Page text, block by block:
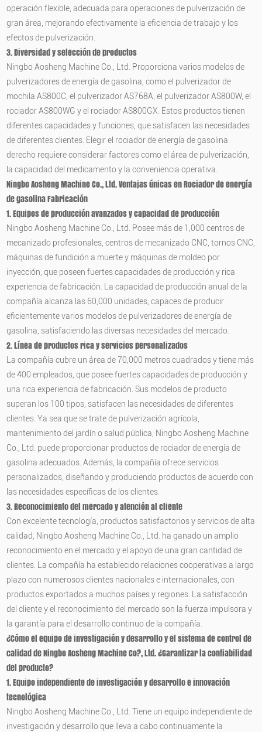
operación flexible, adecuada para operaciones de pulverización de
gran área, mejorando efectivamente la eficiencia de trabajo y los
efectos de pulverización.
3. Diversidad y selección de productos
Ningbo Aosheng Machine Co., Ltd. Proporciona varios modelos de
pulverizadores de energía de gasolina, como el pulverizador de
mochila AS800C, el pulverizador AS768A, el pulverizador AS800W, el
rociador AS800WG y el rociador AS800GX. Estos productos tienen
diferentes capacidades y funciones, que satisfacen las necesidades
de diferentes clientes. Elegir el rociador de energía de gasolina
derecho requiere considerar factores como el área de pulverización,
la capacidad del medicamento y la conveniencia operativa.
Ningbo Aosheng Machine Co., Ltd.Ventajas únicas enRociador de energía
de gasolinaFabricación
1. Equipos de producción avanzados y capacidad de producción
Ningbo Aosheng Machine Co., Ltd. Posee más de 1,000 centros de
mecanizado profesionales, centros de mecanizado CNC, tornos CNC,
máquinas de fundición a muerte y máquinas de moldeo por
inyección, que poseen fuertes capacidades de producción y rica
experiencia de fabricación. La capacidad de producción anual de la
compañía alcanza las 60,000 unidades, capaces de producir
eficientemente varios modelos de pulverizadores de energía de
gasolina, satisfaciendo las diversas necesidades del mercado.
2. Línea de productos rica y servicios personalizados
La compañía cubre un área de 70,000 metros cuadrados y tiene más
de 400 empleados, que posee fuertes capacidades de producción y
una rica experiencia de fabricación. Sus modelos de producto
superan los 100 tipos, satisfacen las necesidades de diferentes
clientes. Ya sea que se trate de pulverización agrícola,
mantenimiento del jardín o salud pública, Ningbo Aosheng Machine
Co., Ltd. puede proporcionar productos de rociador de energía de
gasolina adecuados. Además, la compañía ofrece servicios
personalizados, diseñando y produciendo productos de acuerdo con
las necesidades específicas de los clientes.
3. Reconocimiento del mercado y atención al cliente
Con excelente tecnología, productos satisfactorios y servicios de alta
calidad, Ningbo Aosheng Machine Co., Ltd. ha ganado un amplio
reconocimiento en el mercado y el apoyo de una gran cantidad de
clientes. La compañía ha establecido relaciones cooperativas a largo
plazo con numerosos clientes nacionales e internacionales, con
productos exportados a muchos países y regiones. La satisfacción
del cliente y el reconocimiento del mercado son la fuerza impulsora y
la garantía para el desarrollo continuo de la compañía.
¿Cómo el equipo de investigación y desarrollo y el sistema de control de
calidad de Ningbo Aosheng Machine Co?, Ltd. ¿Garantizar la confiabilidad
del producto?
1. Equipo independiente de investigación y desarrollo e innovación
tecnológica
Ningbo Aosheng Machine Co., Ltd. Tiene un equipo independiente de
investigación y desarrollo que lleva a cabo continuamente la